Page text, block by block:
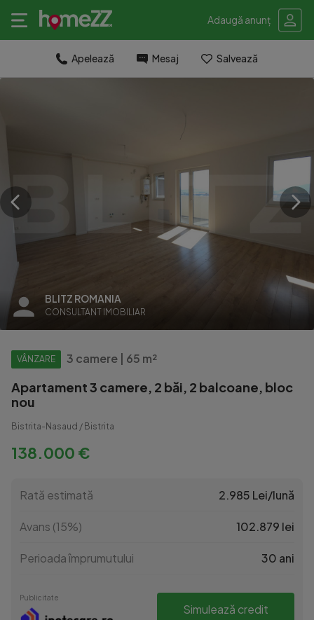
Adaugă anunț
Apelează Mesaj Salvează
BLITZ ROMANIA
CONSULTANT IMOBILIAR
VÂNZARE 3 camere | 65 m²
Apartament 3 camere, 2 băi, 2 balcoane, bloc
nou
Bistrita-Nasaud / Bistrita
138.000 €
Rată estimată 2.985 Lei/lună
Avans (15%) 102.879 lei
Perioada împrumutului 30 ani
Publicitate
Simulează credit